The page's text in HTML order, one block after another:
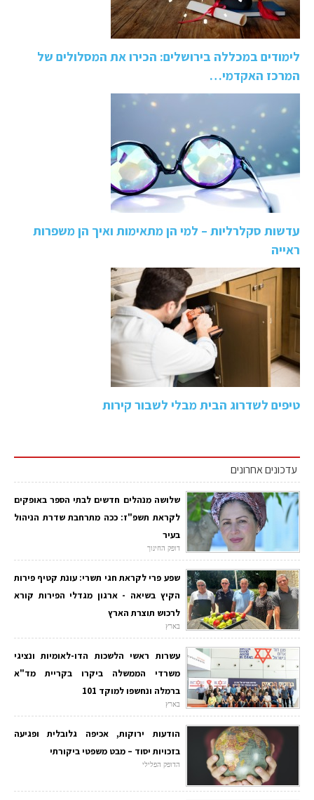
לימודים במכללה בירושלים: הכירו את המסלולים של
המרכז האקדמי…
עדשות סקלרליות – למי הן מתאימות ואיך הן משפרות
ראייה
טיפים לשדרוג הבית מבלי לשבור קירות
עדכונים אחרונים
שלושה מנהלים חדשים לבתי הספר באופקים
לקראת תשפ"ז: ככה מתרחבת שדרת הניהול
בעיר
דופק החינוך
שפע פרי לקראת חגי תשרי: עונת קטיף פירות
הקיץ בשיאה - ארגון מגדלי הפירות קורא
לרכוש תוצרת הארץ
בארץ
עשרות ראשי הלשכות הדו-לאומיות ונציגי
משרדי הממשלה ביקרו בקריית מד"א
ברמלה ונחשפו למוקד 101
בארץ
הודעות ירוקות, אכיפה גלובלית ופגיעה
בזכויות יסוד – מבט משפטי ביקורתי
הדופק הפלילי